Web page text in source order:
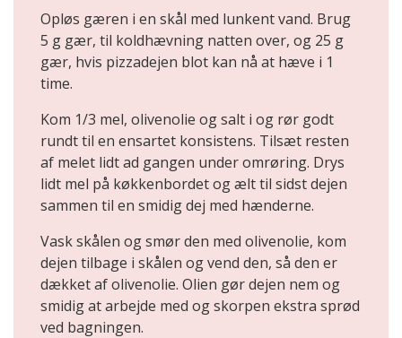
Opløs gæren i en skål med lunkent vand. Brug
5 g gær, til koldhævning natten over, og 25 g
gær, hvis pizzadejen blot kan nå at hæve i 1
time.
Kom 1/3 mel, olivenolie og salt i og rør godt
rundt til en ensartet konsistens. Tilsæt resten
af melet lidt ad gangen under omrøring. Drys
lidt mel på køkkenbordet og ælt til sidst dejen
sammen til en smidig dej med hænderne.
Vask skålen og smør den med olivenolie, kom
dejen tilbage i skålen og vend den, så den er
dækket af olivenolie. Olien gør dejen nem og
smidig at arbejde med og skorpen ekstra sprød
ved bagningen.